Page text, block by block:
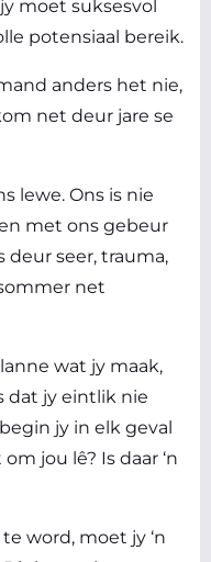
moet suksesvol
potensiaal bereik.
anders het nie,
net deur jare se
lewe. Ons is nie
met ons gebeur
deur seer, trauma,
net
wat jy maak,
dat jy eintlik nie
jy in elk geval
jou lê? Is daar ‘n
te word, moet jy ‘n